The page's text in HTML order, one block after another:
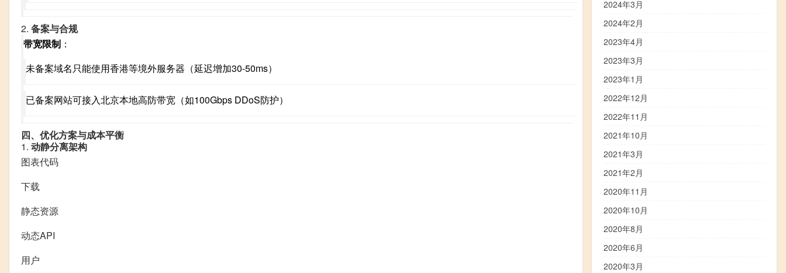
2. 备案与合规
带宽限制 ：
未备案域名只能使用香港等境外服务器（延迟增加30-50ms）
已备案网站可接入北京本地高防带宽（如100Gbps DDoS防护）
四、优化方案与成本平衡
1. 动静分离架构
图表代码
下载
静态资源
动态API
用户
2024年3月
2024年2月
2023年4月
2023年3月
2023年1月
2022年12月
2022年11月
2021年10月
2021年3月
2021年2月
2020年11月
2020年10月
2020年8月
2020年6月
2020年3月